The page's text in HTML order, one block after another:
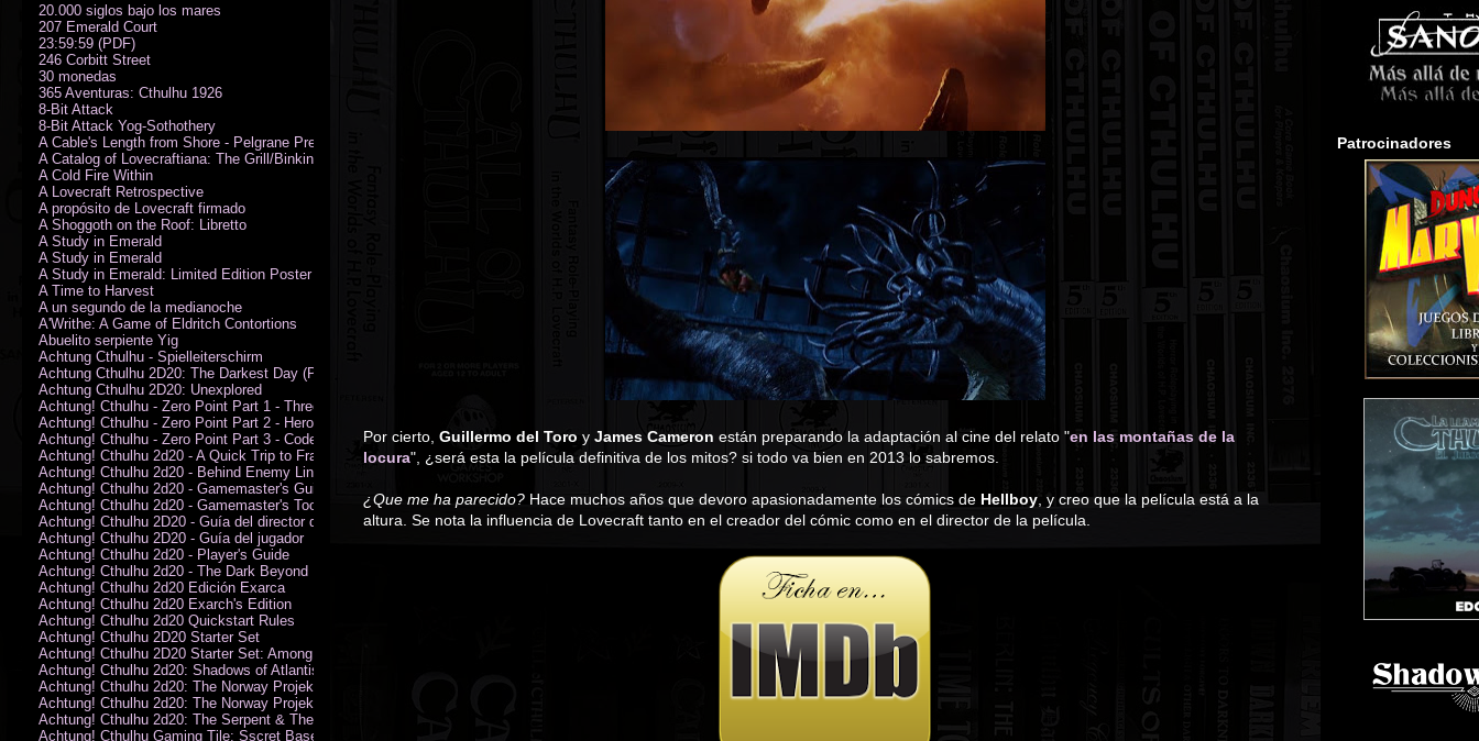
Por cierto, Guillermo del Toro y James Cameron están preparando la adaptación al cine del relato "en las montañas de la
locura", ¿será esta la película definitiva de los mitos? si todo va bien en 2013 lo sabremos.
¿Que me ha parecido? Hace muchos años que devoro apasionadamente los cómics de Hellboy , y creo que la película está a la
altura. Se nota la influencia de Lovecraft tanto en el creador del cómic como en el director de la película.
20.000 siglos bajo los mares
207 Emerald Court
23:59:59 (PDF)
246 Corbitt Street
30 monedas
365 Aventuras: Cthulhu 1926
8-Bit Attack
8-Bit Attack Yog-Sothothery
A Cable's Length from Shore - Pelgrane Press' FreeRPG 2018 (PDF)
A Catalog of Lovecraftiana: The Grill/Binkin Collection
A Cold Fire Within
A Lovecraft Retrospective
A propósito de Lovecraft firmado
A Shoggoth on the Roof: Libretto
A Study in Emerald
A Study in Emerald
A Study in Emerald: Limited Edition Poster (Neil Gaiman)
A Time to Harvest
A un segundo de la medianoche
A'Writhe: A Game of Eldritch Contortions
Abuelito serpiente Yig
Achtung Cthulhu - Spielleiterschirm
Achtung Cthulhu 2D20: The Darkest Day (PDF)
Achtung Cthulhu 2D20: Unexplored
Achtung! Cthulhu - Zero Point Part 1 - Three Kings
Achtung! Cthulhu - Zero Point Part 2 - Heroes of the Sea
Achtung! Cthulhu - Zero Point Part 3 - Code of Honour (PDF)
Achtung! Cthulhu 2d20 - A Quick Trip to France (PDF)
Achtung! Cthulhu 2d20 - Behind Enemy Lines
Achtung! Cthulhu 2d20 - Gamemaster's Guide
Achtung! Cthulhu 2d20 - Gamemaster's Toolkit
Achtung! Cthulhu 2D20 - Guía del director de juego
Achtung! Cthulhu 2D20 - Guía del jugador
Achtung! Cthulhu 2d20 - Player's Guide
Achtung! Cthulhu 2d20 - The Dark Beyond
Achtung! Cthulhu 2d20 Edición Exarca
Achtung! Cthulhu 2d20 Exarch's Edition
Achtung! Cthulhu 2d20 Quickstart Rules
Achtung! Cthulhu 2D20 Starter Set
Achtung! Cthulhu 2D20 Starter Set: Among the Wolves (PDF)
Achtung! Cthulhu 2d20: Shadows of Atlantis
Achtung! Cthulhu 2d20: The Norway Projekt
Achtung! Cthulhu 2d20: The Norway Projekt (PDF)
Achtung! Cthulhu 2d20: The Serpent & The Sands
Achtung! Cthulhu Gaming Tile: Sscret Base & Icy Ruins
Patrocinadores